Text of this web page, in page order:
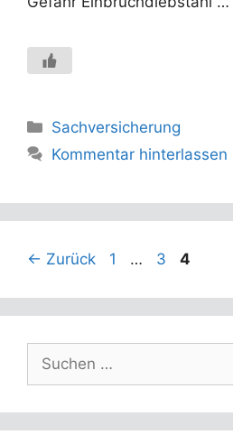
Kategorien
Sachversicherung
Kommentar hinterlassen
← Zurück Seite
1 … Seite
3 Seite
4
nach: